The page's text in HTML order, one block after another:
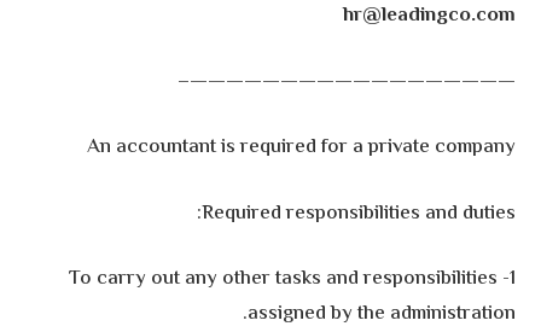
hr@leadingco.com
——————————————————–
An accountant is required for a private company
Required responsibilities and duties:
1- To carry out any other tasks and responsibilities
assigned by the administration.